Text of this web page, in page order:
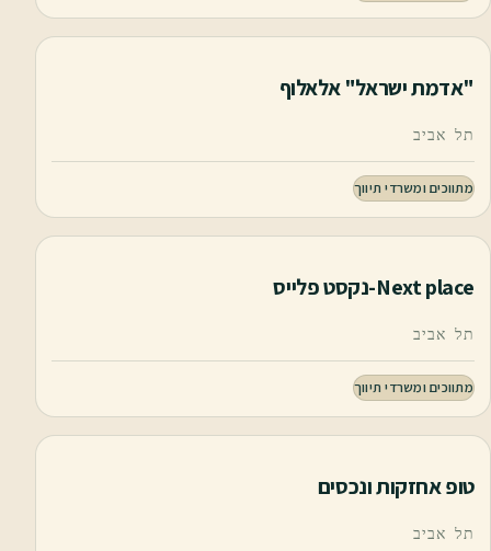
"אדמת ישראל" אלאלוף
תל אביב
מתווכים ומשרדי תיווך
Next place-נקסט פלייס
תל אביב
מתווכים ומשרדי תיווך
טופ אחזקות ונכסים
תל אביב